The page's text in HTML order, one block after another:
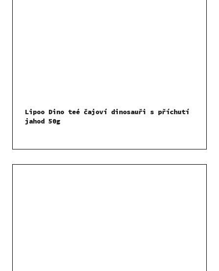
Lipoo Dino teé čajoví dinosauři s příchutí
jahod 50g